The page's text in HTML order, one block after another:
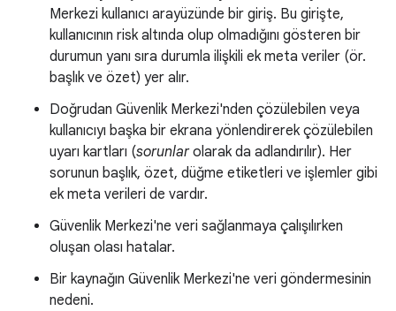
Merkezi kullanıcı arayüzünde bir giriş. Bu girişte,
kullanıcının risk altında olup olmadığını gösteren bir
durumun yanı sıra durumla ilişkili ek meta veriler (ör.
başlık ve özet) yer alır.
Doğrudan Güvenlik Merkezi'nden çözülebilen veya
kullanıcıyı başka bir ekrana yönlendirerek çözülebilen
uyarı kartları (sorunlarolarak da adlandırılır). Her
sorunun başlık, özet, düğme etiketleri ve işlemler gibi
ek meta verileri de vardır.
Güvenlik Merkezi'ne veri sağlanmaya çalışılırken
oluşan olası hatalar.
Bir kaynağın Güvenlik Merkezi'ne veri göndermesinin
nedeni.